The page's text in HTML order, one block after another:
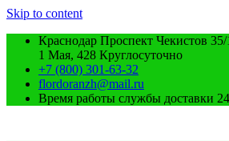
Skip to content
Краснодар Проспект Чекистов
1 Мая, 428 Круглосуточно
+7 (800) 301-63-32
flordoranzh@mail.ru
Время работы службы доставки